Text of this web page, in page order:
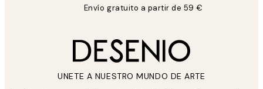
Envío gratuito a partir de 59 €
UNETE A NUESTRO MUNDO DE ARTE